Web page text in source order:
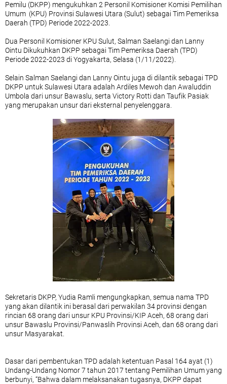
Pemilu (DKPP) mengukuhkan 2 Personil Komisioner Komisi Pemilihan
Umum (KPU) Provinsi Sulawesi Utara (Sulut) sebagai Tim Pemeriksa
Daerah (TPD) Periode 2022-2023.
Dua Personil Komisioner KPU Sulut, Salman Saelangi dan Lanny
Ointu Dikukuhkan DKPP sebagai Tim Pemeriksa Daerah (TPD)
Periode 2022-2023 di Yogyakarta, Selasa (1/11/2022).
Selain Salman Saelangi dan Lanny Ointu juga di dilantik sebagai TPD
DKPP untuk Sulawesi Utara adalah Ardiles Mewoh dan Awaluddin
Umbola dari unsur Bawaslu, serta Victory Rotti dan Taufik Pasiak
yang merupakan unsur dari eksternal penyelenggara.
Sekretaris DKPP, Yudia Ramli mengungkapkan, semua nama TPD
yang akan dilantik ini berasal dari perwakilan 34 provinsi dengan
rincian 68 orang dari unsur KPU Provinsi/KIP Aceh, 68 orang dari
unsur Bawaslu Provinsi/Panwaslih Provinsi Aceh, dan 68 orang dari
unsur Masyarakat.
Dasar dari pembentukan TPD adalah ketentuan Pasal 164 ayat (1)
Undang-Undang Nomor 7 tahun 2017 tentang Pemilihan Umum yang
berbunyi, “Bahwa dalam melaksanakan tugasnya, DKPP dapat